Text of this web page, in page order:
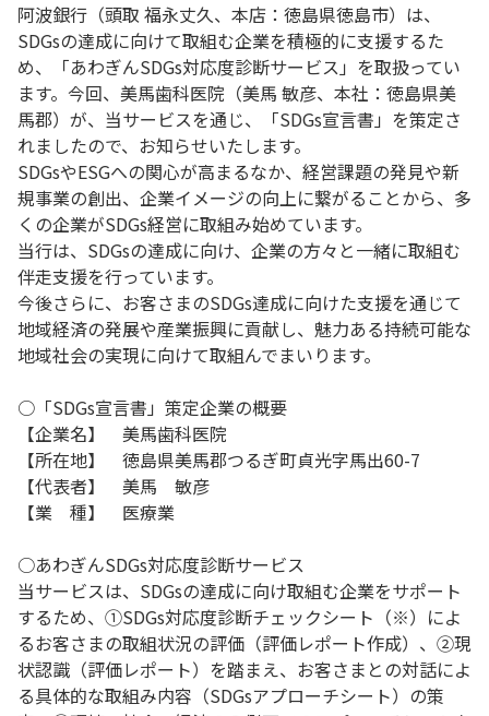
阿波銀行（頭取 福永丈久、本店：徳島県徳島市）は、
SDGsの達成に向けて取組む企業を積極的に支援するた
め、「あわぎんSDGs対応度診断サービス」を取扱ってい
ます。今回、美馬歯科医院（美馬 敏彦、本社：徳島県美
馬郡）が、当サービスを通じ、「SDGs宣言書」を策定さ
れましたので、お知らせいたします。
SDGsやESGへの関心が高まるなか、経営課題の発見や新
規事業の創出、企業イメージの向上に繋がることから、多
くの企業がSDGs経営に取組み始めています。
当行は、SDGsの達成に向け、企業の方々と一緒に取組む
伴走支援を行っています。
今後さらに、お客さまのSDGs達成に向けた支援を通じて
地域経済の発展や産業振興に貢献し、魅力ある持続可能な
地域社会の実現に向けて取組んでまいります。
○「SDGs宣言書」策定企業の概要
【企業名】 美馬歯科医院
【所在地】 徳島県美馬郡つるぎ町貞光字馬出60-7
【代表者】 美馬 敏彦
【業 種】 医療業
○あわぎんSDGs対応度診断サービス
当サービスは、SDGsの達成に向け取組む企業をサポート
するため、①SDGs対応度診断チェックシート（※）によ
るお客さまの取組状況の評価（評価レポート作成）、②現
状認識（評価レポート）を踏まえ、お客さまとの対話によ
る具体的な取組み内容（SDGsアプローチシート）の策